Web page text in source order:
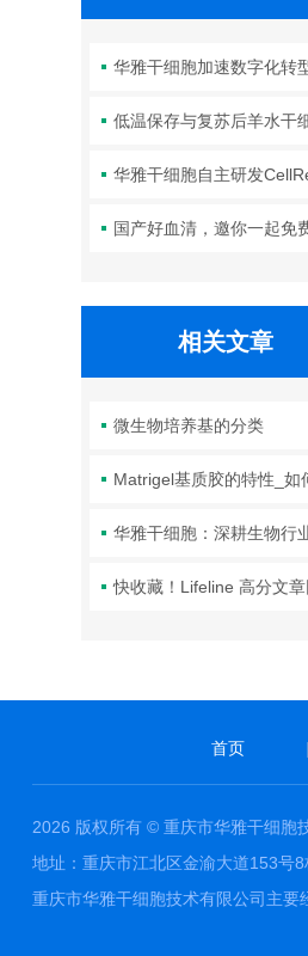
国产好血清，邀你一起免
相关文章
微生物培养基的分类
首页 |
2026 版权所有 © 重庆市华雅干细胞
地址：重庆市江北区金渝大道153号
重庆市华雅干细胞技术有限公司主要